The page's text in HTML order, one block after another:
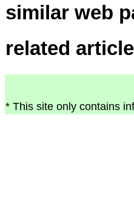
similar web
related
* This site only contains